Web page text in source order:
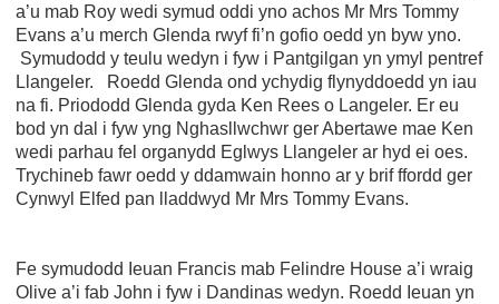
a’u mab Roy wedi symud oddi yno achos Mr Mrs Tommy
Evans a’u merch Glenda rwyf fi’n gofio oedd yn byw yno.
Symudodd y teulu wedyn i fyw i Pantgilgan yn ymyl pentref
Llangeler. Roedd Glenda ond ychydig flynyddoedd yn iau
na fi. Priododd Glenda gyda Ken Rees o Langeler. Er eu
bod yn dal i fyw yng Nghasllwchwr ger Abertawe mae Ken
wedi parhau fel organydd Eglwys Llangeler ar hyd ei oes.
Trychineb fawr oedd y ddamwain honno ar y brif ffordd ger
Cynwyl Elfed pan lladdwyd Mr Mrs Tommy Evans.
Fe symudodd Ieuan Francis mab Felindre House a’i wraig
Olive a’i fab John i fyw i Dandinas wedyn. Roedd Ieuan yn